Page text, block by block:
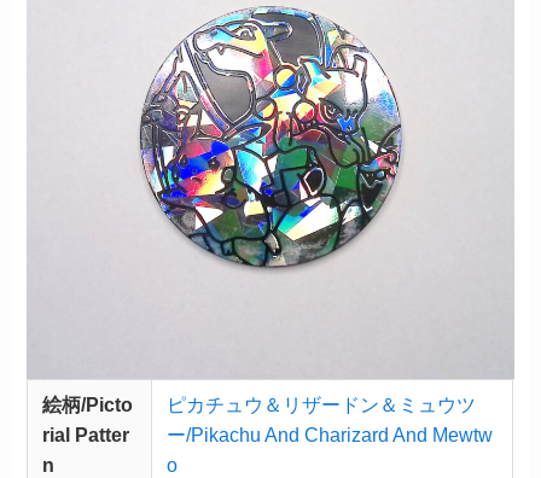
絵柄/Picto
rial Patter
n
ピカチュウ＆リザードン＆ミュウツ
ー/Pikachu And Charizard And Mewtw
o